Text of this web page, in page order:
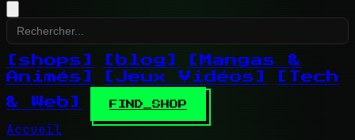
[shops] [blog]
[Mangas &
Animés]
[Jeux Vidéos]
[Tech
& Web]
FIND_SHOP
Accueil